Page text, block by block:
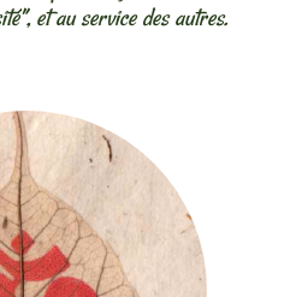
et au service des autres.